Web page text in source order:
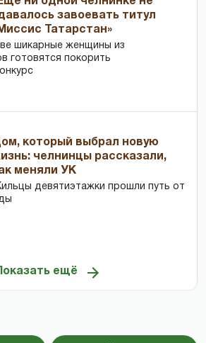
завоевать титул
Татарстан»
шикарные женщины из
готовятся покорить
который выбрал новую
челнинцы рассказали,
меняли УК
девятиэтажки прошли путь от
Показать ещё